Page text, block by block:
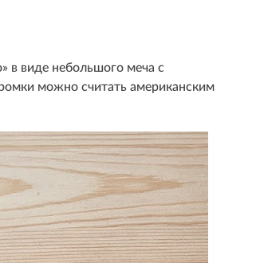
в виде небольшого меча с
можно считать американским